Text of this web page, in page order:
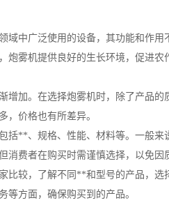
域中广泛使用的设备，其功能和作
炮雾机提供良好的生长环境，促进
增加。在选择炮雾机时，除了产品
，价格也有所差异。
括**、规格、性能、材料等。一般
费者在购买时需谨慎选择，以免因
比较，了解不同**和型号的产品，选
等方面，确保购买到的产品。